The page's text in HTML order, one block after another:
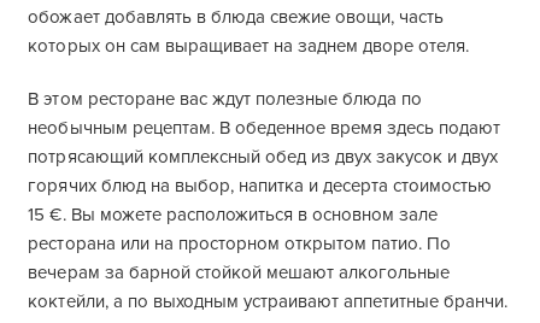
обожает добавлять в блюда свежие овощи, часть
которых он сам выращивает на заднем дворе отеля.
В этом ресторане вас ждут полезные блюда по
необычным рецептам. В обеденное время здесь подают
потрясающий комплексный обед из двух закусок и двух
горячих блюд на выбор, напитка и десерта стоимостью
15 €. Вы можете расположиться в основном зале
ресторана или на просторном открытом патио. По
вечерам за барной стойкой мешают алкогольные
коктейли, а по выходным устраивают аппетитные бранчи.